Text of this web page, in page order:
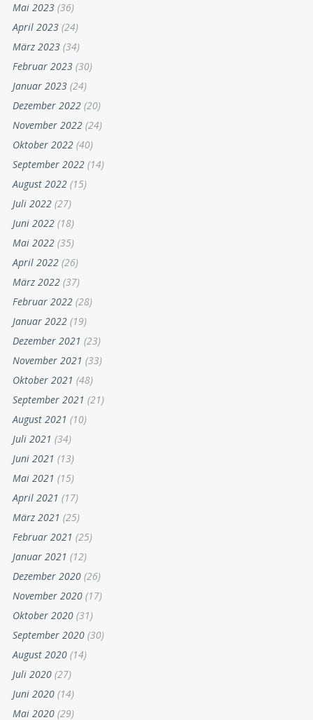
Mai 2023 (36)
April 2023 (24)
März 2023 (34)
Februar 2023 (30)
Januar 2023 (24)
Dezember 2022 (20)
November 2022 (24)
Oktober 2022 (40)
September 2022 (14)
August 2022 (15)
Juli 2022 (27)
Juni 2022 (18)
Mai 2022 (35)
April 2022 (26)
März 2022 (37)
Februar 2022 (28)
Januar 2022 (19)
Dezember 2021 (23)
November 2021 (33)
Oktober 2021 (48)
September 2021 (21)
August 2021 (10)
Juli 2021 (34)
Juni 2021 (13)
Mai 2021 (15)
April 2021 (17)
März 2021 (25)
Februar 2021 (25)
Januar 2021 (12)
Dezember 2020 (26)
November 2020 (17)
Oktober 2020 (31)
September 2020 (30)
August 2020 (14)
Juli 2020 (27)
Juni 2020 (14)
Mai 2020 (29)